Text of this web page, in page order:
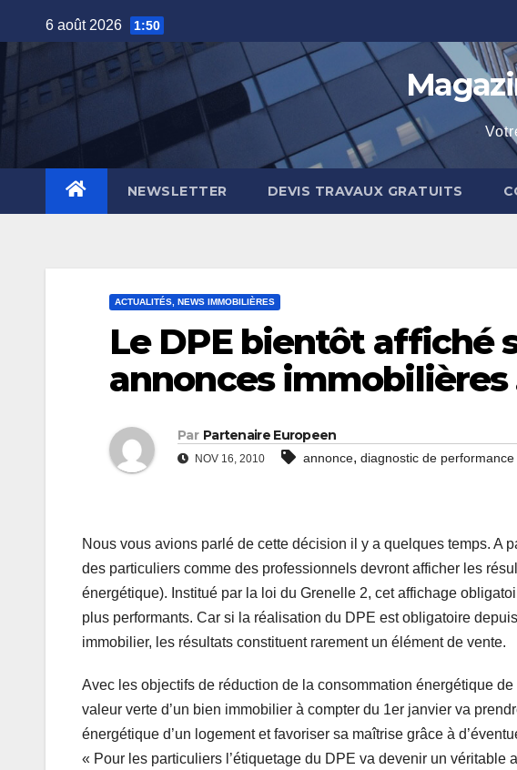
to
6 août 2026 1:50
NEWSLETTER DEVIS TRAVAUX GRATUITS
ACTUALITÉS, NEWS IMMOBILIÈRES
Le DPE bientôt affiché
annonces
Par Partenaire Europeen
NOV 16, 2010 annonce, diagnostic de
Nous vous avions parlé de cette décision il y a quelques temps. A
des particuliers comme des professionnels devront afficher les
énergétique). Institué par la loi du Grenelle 2, cet affichage
plus performants. Car si la réalisation du DPE est obligatoire
immobilier, les résultats constituent rarement un élément de vente.
Avec les objectifs de réduction de la consommation énergétique
valeur verte d’un bien immobilier à compter du 1er janvier va
énergétique d’un logement et favoriser sa maîtrise grâce à
« Pour les particuliers l’étiquetage du DPE va devenir un véritable